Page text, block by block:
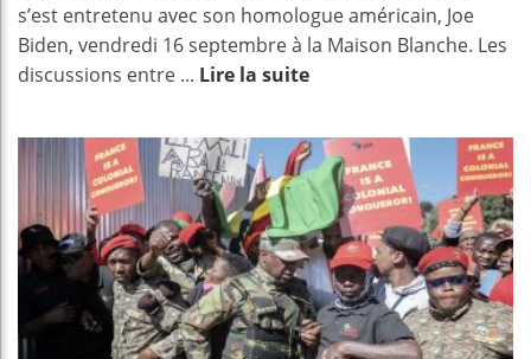
s’est entretenu avec son homologue américain, Joe
Biden, vendredi 16 septembre à la Maison Blanche. Les
discussions entre ... Lire la suite